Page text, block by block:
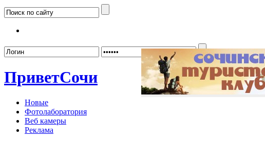
Забыли пароль?
ПриветСочи
Новые
Фотолаборатория
Веб камеры
Реклама